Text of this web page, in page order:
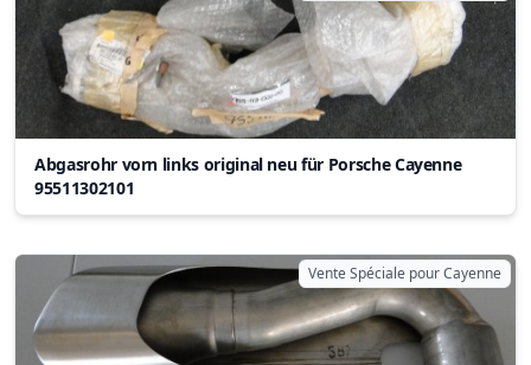
Abgasrohr vorn links original neu für Porsche Cayenne
95511302101
Vente Spéciale pour Cayenne